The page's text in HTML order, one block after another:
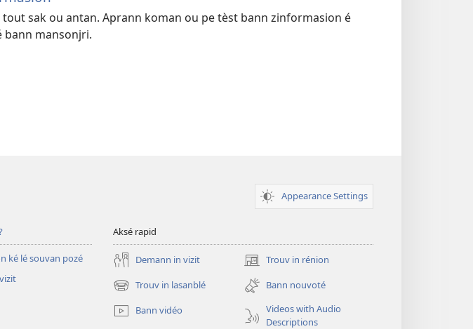
sak ou antan. Aprann koman ou pe tèst bann zinformasion é
bann mansonjri.
Appearance Settings
ké lé souvan pozé
Aksé rapid
Demann in vizit Trouv in rénion
(opens
new
window)
Trouv in lasanblé
(opens
new
window)
Bann nouvoté
Bann vidéo
Videos with Audio
Descriptions